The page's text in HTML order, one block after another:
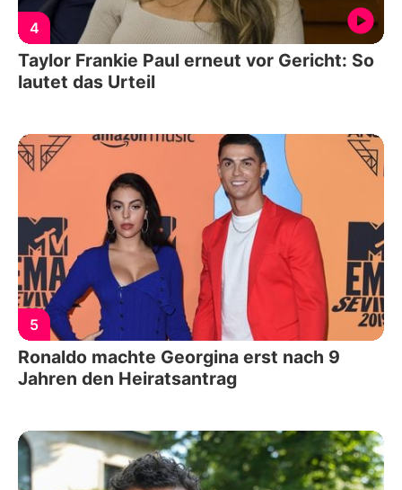
4
Taylor Frankie Paul erneut vor Gericht: So
lautet das Urteil
5
Ronaldo machte Georgina erst nach 9
Jahren den Heiratsantrag